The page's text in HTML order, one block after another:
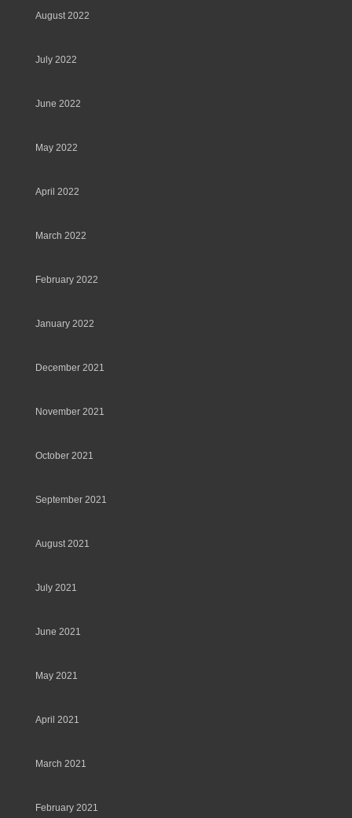
August 2022
July 2022
June 2022
May 2022
April 2022
March 2022
February 2022
January 2022
December 2021
November 2021
October 2021
September 2021
August 2021
July 2021
June 2021
May 2021
April 2021
March 2021
February 2021